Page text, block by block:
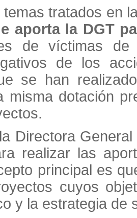
tratados en
aporta la DGT
de víctimas
de los
se han
misma dotación
Directora
realizar las
principal es
cuyos
y la estrategia de